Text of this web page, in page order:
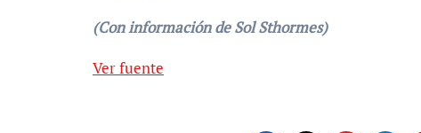
(Con información de Sol Sthormes)
Navegación
Ver fuente